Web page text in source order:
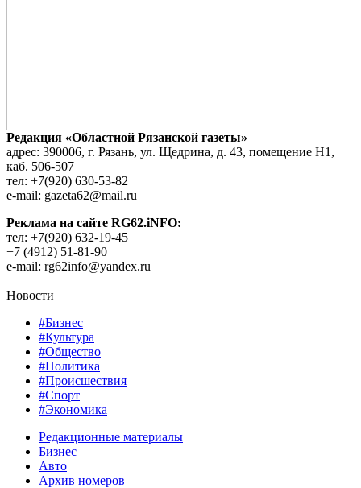
Редакция «Областной Рязанской газеты»
адрес: 390006, г. Рязань, ул. Щедрина, д. 43, помещение Н1,
каб. 506-507
тел: +7(920) 630-53-82
e-mail: gazeta62@mail.ru
Реклама на сайте RG62.iNFO:
тел: +7(920) 632-19-45
+7 (4912) 51-81-90
e-mail: rg62info@yandex.ru
Новости
#Бизнес
#Культура
#Общество
#Политика
#Происшествия
#Спорт
#Экономика
Редакционные материалы
Бизнес
Авто
Архив номеров